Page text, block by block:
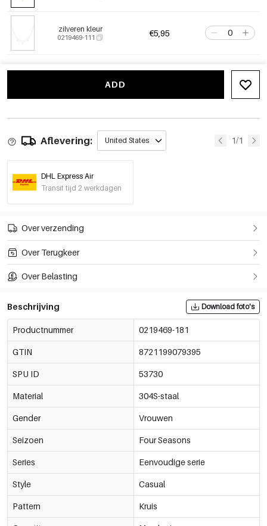
zilveren kleur
0219469-111 €5,95
ADD
Aflevering: United States 1/1
DHL Express Air
Transit tijd 2 werkdagen
Over verzending
Over Terugkeer
Over Belasting
Beschrijving Download foto's
Productnummer 0219469-181
GTIN 8721199079395
SPU ID 53730
Material 304S-staal
Gender Vrouwen
Seizoen Four Seasons
Series Eenvoudige serie
Style Casual
Pattern Kruis